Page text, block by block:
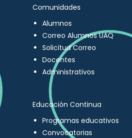
Comunidades
Alumnos
Correo Alumnos UAQ
Solicitud Correo
Docentes
Administrativos
Educación Continua
Programas educativos
Convocatorias